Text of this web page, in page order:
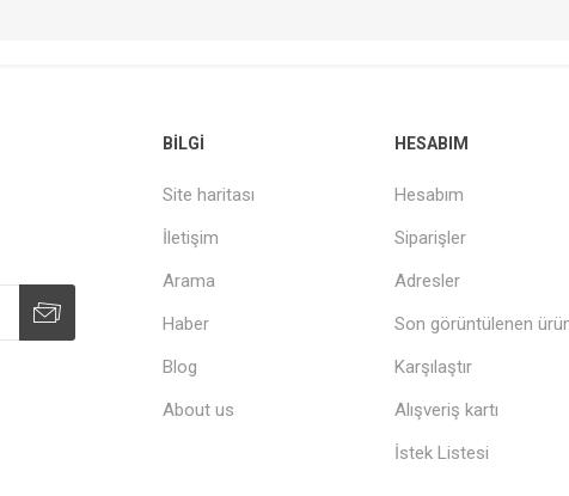
BILGI
Site haritası
İletişim
Arama
Haber
Blog
About us
HESABIM
Hesabım
Siparişler
Adresler
Son görüntülenen
Karşılaştır
Alışveriş kartı
İstek Listesi